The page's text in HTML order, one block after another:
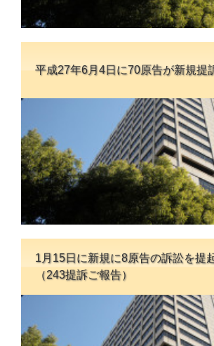
平成27年6月4日に70原告が新規提
1月15日に新規に8原告の訴訟を提
（243提訴ご報告）